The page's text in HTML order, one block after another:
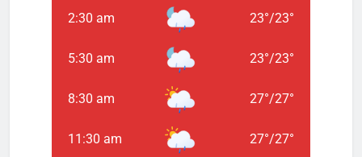
2:30 am 23°/23°
5:30 am 23°/23°
8:30 am 27°/27°
11:30 am 27°/27°